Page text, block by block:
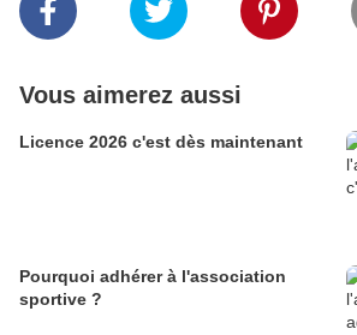
Vous aimerez aussi
Licence 2026 c'est dès maintenant
Pourquoi adhérer à l'association
sportive ?